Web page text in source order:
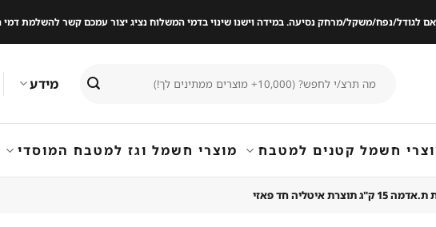
לגודל/נפח/משקל/מרחק נסיעה. במידה וישנו שינוי בדמי המשלוח נציג יצור עמכם קשר להשלמת
עבור:
מידע
חשמל קטנים למטבח מוצרי חשמל וגז למטבח המוסדי
ק"ג תוצרת איטליה חד פאזי